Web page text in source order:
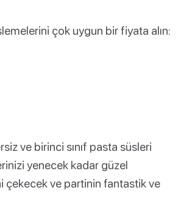
çok uygun bir fiyata alın:
ve birinci sınıf pasta süsleri
yenecek kadar güzel
çekecek ve partinin fantastik ve